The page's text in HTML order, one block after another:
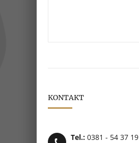
KONTAKT
Tel.: 0381 - 54 37 19